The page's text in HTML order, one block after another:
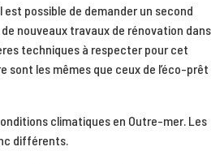
est possible de demander un second
nouveaux travaux de rénovation dans
techniques à respecter pour cet
les mêmes que ceux de l’éco-prêt
climatiques en Outre-mer. Les
différents.